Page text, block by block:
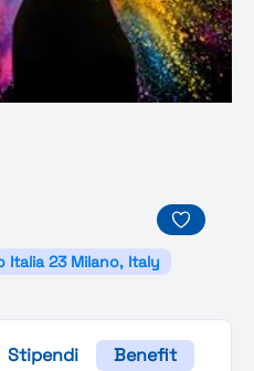
Italia 23 Milano, Italy
Stipendi Benefit